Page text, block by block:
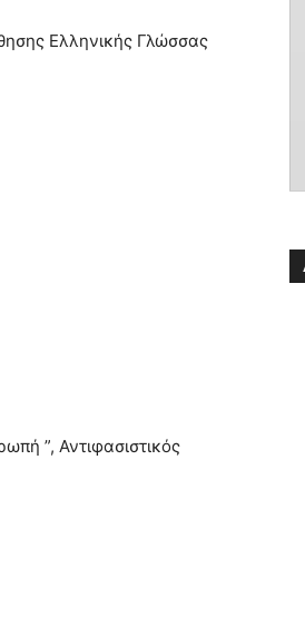
Ελληνικής Γλώσσας
”, Αντιφασιστικός